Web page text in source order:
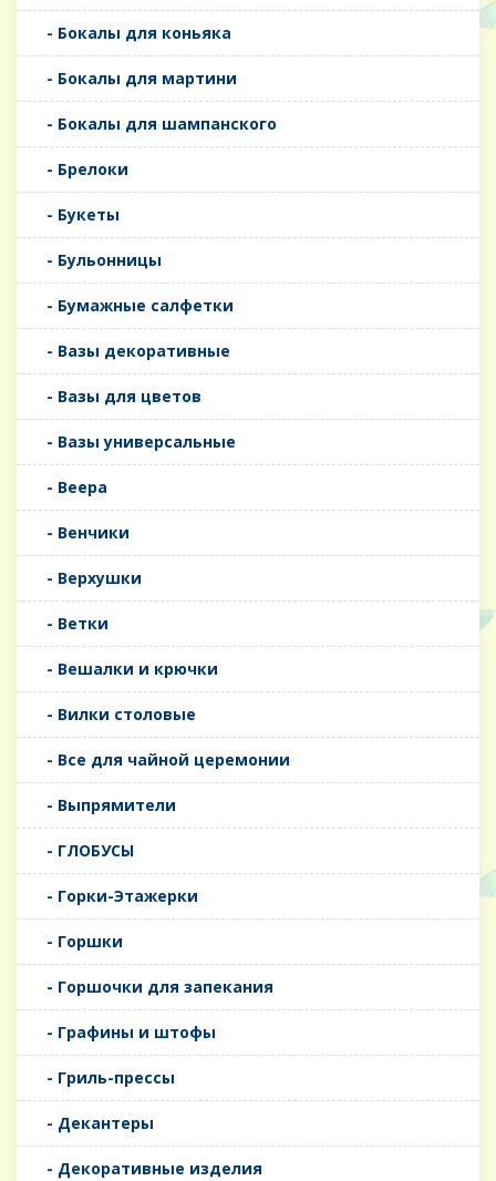
- Бокалы для коньяка
- Бокалы для мартини
- Бокалы для шампанского
- Брелоки
- Букеты
- Бульонницы
- Бумажные салфетки
- Вазы декоративные
- Вазы для цветов
- Вазы универсальные
- Веера
- Венчики
- Верхушки
- Ветки
- Вешалки и крючки
- Вилки столовые
- Все для чайной церемонии
- Выпрямители
- ГЛОБУСЫ
- Горки-Этажерки
- Горшки
- Горшочки для запекания
- Графины и штофы
- Гриль-прессы
- Декантеры
- Декоративные изделия